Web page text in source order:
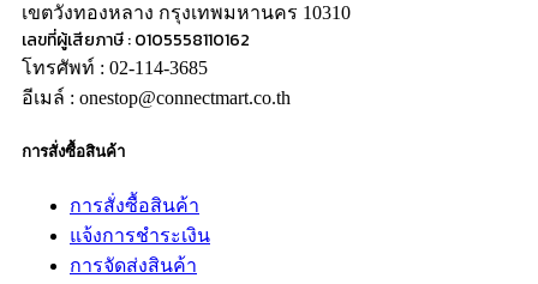
เขตวังทองหลาง กรุงเทพมหานคร 10310
เลขที่ผู้เสียภาษี : 0105558110162
โทรศัพท์ : 02-114-3685
อีเมล์ : onestop@connectmart.co.th
การสั่งซื้อสินค้า
การสั่งซื้อสินค้า
แจ้งการชำระเงิน
การจัดส่งสินค้า